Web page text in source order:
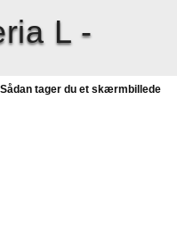
L -
Sådan tager du et skærmbillede